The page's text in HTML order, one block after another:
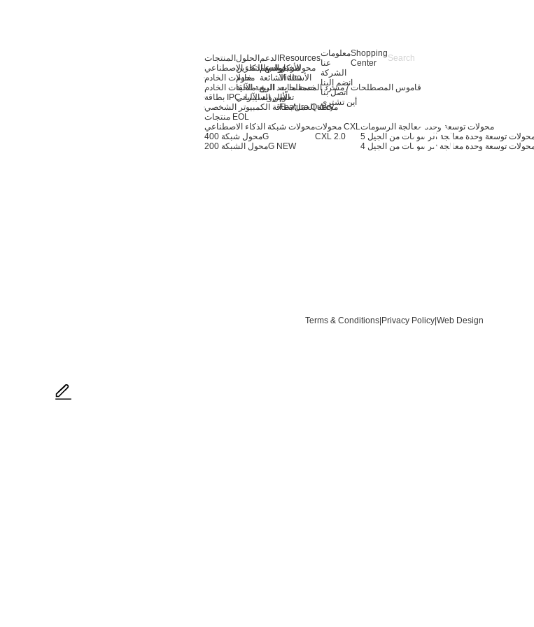
المنتجات
محولات خوادم الذكاء الاصطناعي
محولات الخادم
ملحقات الخادم
بطاقة IPC والرؤية الآلية
محطة العمل/بطاقة الكمبيوتر الشخصي
منتجات EOL
محولات شبكة الذكاء الاصطناعي
محول شبكة 400G
محول الشبكة 200G NEW
محولات CXL
CXL 2.0
محولات توسعة وحدة معالجة الرسومات
توسعة وحدة معالجة الرسومات من الجيل 4
الحلول
توسيع التخزين
خادم
الرؤية الآلية
الأمن السيبراني
الدعم
مركز الدعم
الأسئلة الشائعة
خدمة ما بعد البيع
Resources
الأخبار
Video
قاموس المصطلحات / مسرد المصطلحات
تعلّم
Feature Query
معلومات
عنا
الشركة
انضم إلينا
اتصل بنا
أين تشتري
Shopping
Center
Terms & Conditions|Privacy Policy|Web Design